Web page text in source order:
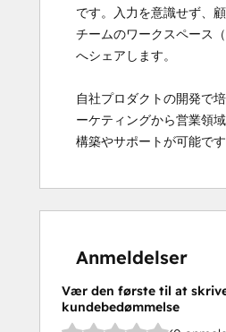
です。入力を意識せず、
チームのワークスペース（
へシェアします。
自社プロダクトの開発で
ーケティングから営業領
構築やサポートが可能です
Anmeldelser
Vær den første til at
kundebedømmelse